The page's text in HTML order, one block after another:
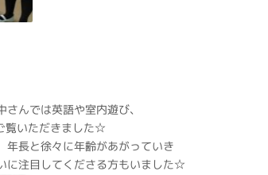
んでは英語や室内遊び、
覧いただきました☆
年長と徐々に年齢があがっていき
に注目してくださる方もいました☆